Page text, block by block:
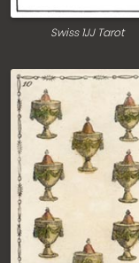
Swiss 1JJ Tarot